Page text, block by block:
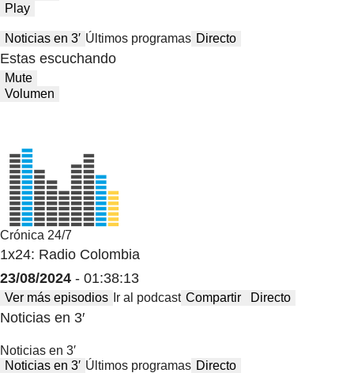
Play
Noticias en 3′ Últimos programas Directo
Estas escuchando
Mute
Volumen
Crónica 24/7
1x24: Radio Colombia
23/08/2024 - 01:38:13
Ver más episodios Ir al podcast Compartir Directo
Noticias en 3′
Noticias en 3′
Noticias en 3′ Últimos programas Directo